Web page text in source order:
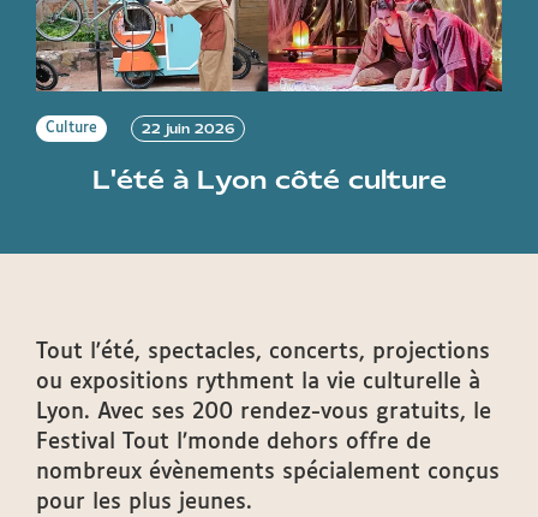
L'été à Lyon côté culture
Culture 22 juin 2026
Tout l'été, spectacles, concerts, projections
ou expositions rythment la vie culturelle à
Lyon. Avec ses 200 rendez-vous gratuits, le
Festival Tout l’monde dehors offre de
nombreux évènements spécialement conçus
pour les plus jeunes.